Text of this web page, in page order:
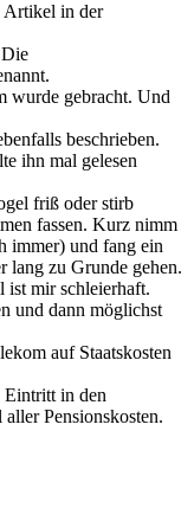
Artikel in der
Die
wurde gebracht. Und
beschrieben.
ihn mal gelesen
friß oder stirb
fassen. Kurz nimm
immer) und fang ein
lang zu Grunde gehen.
ist mir schleierhaft.
und dann möglichst
auf Staatskosten
Eintritt in den
Pensionskosten.